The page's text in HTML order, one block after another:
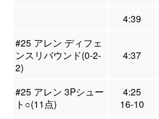
4:39
#25 アレン ディフェ
ンスリバウンド(0-2-
2)
4:37
#25 アレン 3Pシュー
ト○(11点)
4:25
16-10